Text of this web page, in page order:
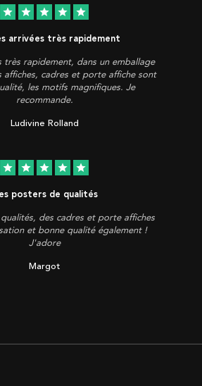
star star star star star
arrivées très rapidement
très rapidement, dans un emballage
affiches, cadres et porte affiche sont
les motifs magnifiques. Je
recommande.
Ludivine Rolland
star star star star star
posters de qualités
des cadres et porte affiches
et bonne qualité également !
J'adore
Margot